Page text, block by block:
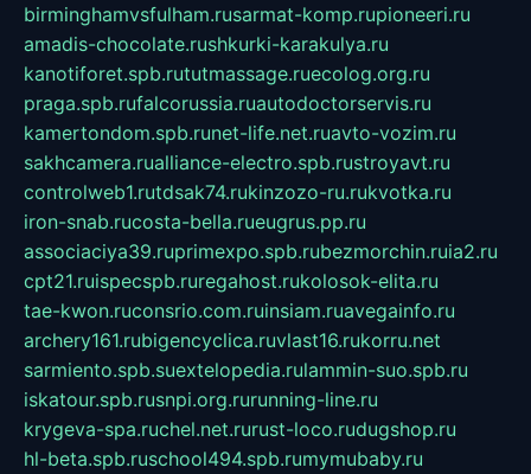
birminghamvsfulham.rusarmat-komp.rupioneeri.ru
amadis-chocolate.rushkurki-karakulya.ru
kanotiforet.spb.rututmassage.ruecolog.org.ru
praga.spb.rufalcorussia.ruautodoctorservis.ru
kamertondom.spb.runet-life.net.ruavto-vozim.ru
sakhcamera.rualliance-electro.spb.rustroyavt.ru
controlweb1.rutdsak74.rukinzozo-ru.rukvotka.ru
iron-snab.rucosta-bella.rueugrus.pp.ru
associaciya39.ruprimexpo.spb.rubezmorchin.ruia2.ru
cpt21.ruispecspb.ruregahost.rukolosok-elita.ru
tae-kwon.ruconsrio.com.ruinsiam.ruavegainfo.ru
archery161.rubigencyclica.ruvlast16.rukorru.net
sarmiento.spb.suextelopedia.rulammin-suo.spb.ru
iskatour.spb.rusnpi.org.rurunning-line.ru
krygeva-spa.ruchel.net.rurust-loco.rudugshop.ru
hl-beta.spb.ruschool494.spb.rumymubaby.ru